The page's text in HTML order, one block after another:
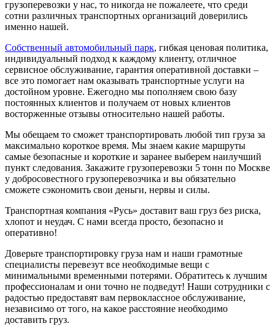
грузоперевозки у нас, то никогда не пожалеете, что среди
сотни различных транспортных организаций доверились
именно нашей.
Собственный автомобильный парк, гибкая ценовая политика,
индивидуальный подход к каждому клиенту, отличное
сервисное обслуживание, гарантия оперативной доставки –
все это помогает нам оказывать транспортные услуги на
достойном уровне. Ежегодно мы пополняем свою базу
постоянных клиентов и получаем от новых клиентов
восторженные отзывы относительно нашей работы.
Мы обещаем то сможет транспортировать любой тип груза за
максимально короткое время. Мы знаем какие маршруты
самые безопасные и короткие и заранее выберем наилучший
пункт следования. Закажите грузоперевозки 5 тонн по Москве
у добросовестного грузоперевозчика и вы обязательно
сможете сэкономить свои деньги, нервы и силы.
Транспортная компания «Русь» доставит ваш груз без риска,
хлопот и неудач. С нами всегда просто, безопасно и
оперативно!
Доверьте транспортировку груза нам и наши грамотные
специалисты перевезут все необходимые вещи с
минимальными временными потерями. Обратитесь к лучшим
профессионалам и они точно не подведут! Наши сотрудники с
радостью предоставят вам первоклассное обслуживание,
независимо от того, на какое расстояние необходимо
доставить груз.